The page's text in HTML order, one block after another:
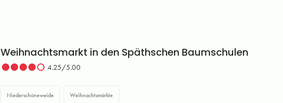
Weihnachtsmarkt in den Späthschen Baumschulen
4.25/5.00
Niederschöneweide Weihnachtsmärkte